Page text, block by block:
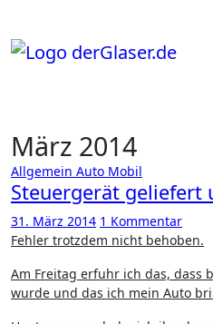
springen
März 2014
Allgemein Auto Mobil
Steuergerät geliefert
31. März 2014 1 Kommentar
Fehler trotzdem nicht behoben.
Am Freitag erfuhr ich das, dass
wurde und das ich mein Auto